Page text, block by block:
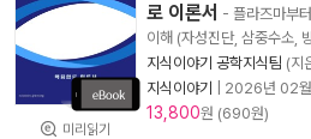
미리읽기
로 이론서 - 플라즈마부
이해 (자성진단, 삼중수소,
지식이야기 공학지식팀 (지
지식이야기
2026년 02월
13,800원 (690원)